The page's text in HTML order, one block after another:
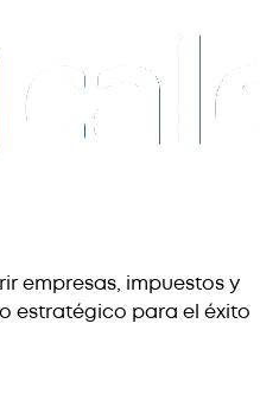
empresas, impuestos y
estratégico para el éxito